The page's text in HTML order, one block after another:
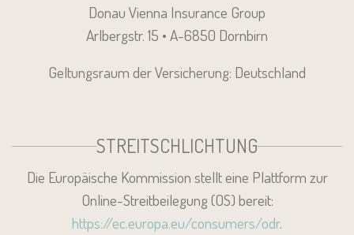
Donau Vienna Insurance Group
Arlbergstr. 15 • A-6850 Dornbirn
Geltungsraum der Versicherung: Deutschland
STREITSCHLICHTUNG
Die Europäische Kommission stellt eine Plattform zur
Online-Streitbeilegung (OS) bereit:
https://ec.europa.eu/consumers/odr.